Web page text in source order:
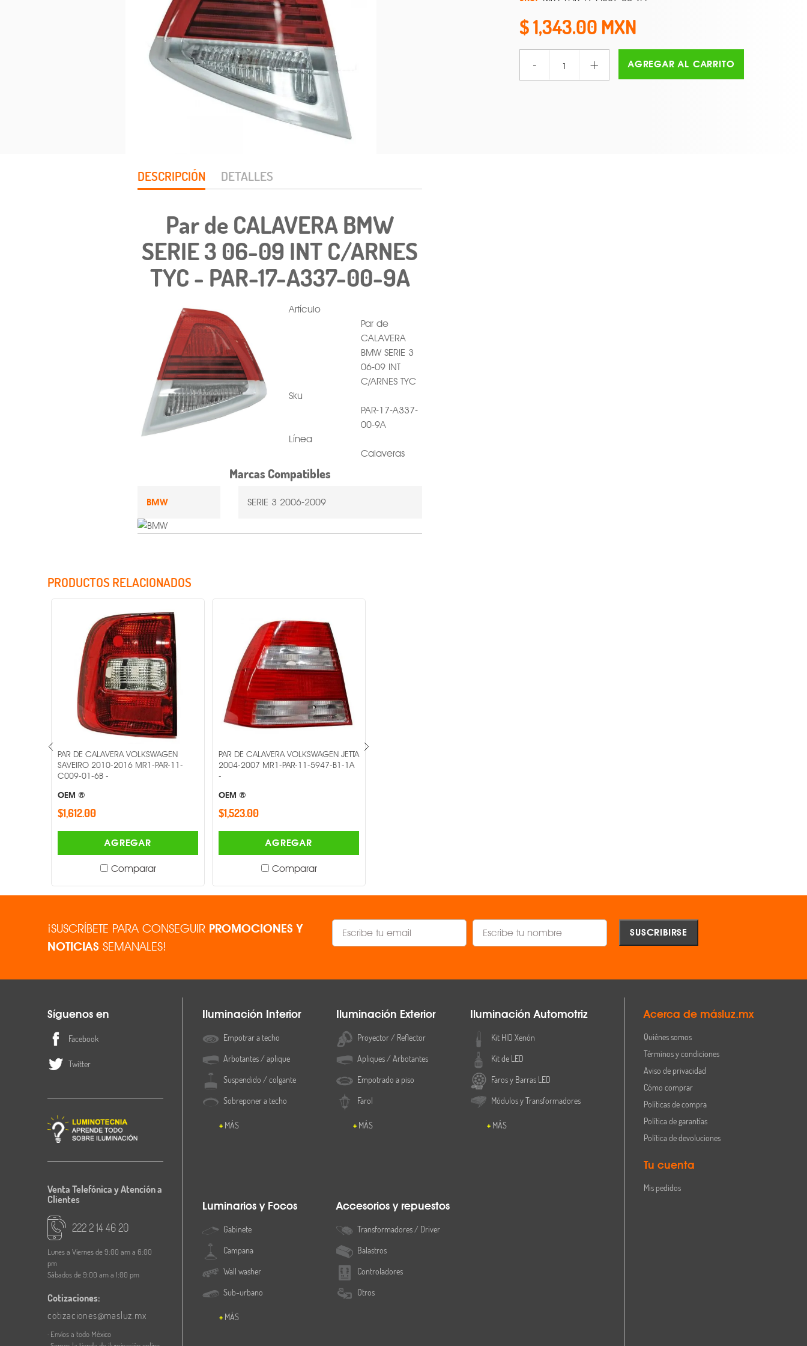
1,343.00
- + AGREGAR AL CARRITO
DESCRIPCIÓN DETALLES
Par de CALAVERA BMW
SERIE 3 06-09 INT C/ARNES
TYC - PAR-17-A337-00-9A
Artículo
Par de
CALAVERA
BMW SERIE 3
06-09 INT
C/ARNES TYC
Sku
PAR-17-A337-
00-9A
Línea
Calaveras
Marcas Compatibles
BMW SERIE 3 2006-2009
Incluye Cristales
PRODUCTOS RELACIONADOS
PAR DE CALAVERA VOLKSWAGEN
SAVEIRO 2010-2016 MR1-PAR-11-
C009-01-6B -
OEM ®
$1,612.00
AGREGAR
Comparar
PAR DE CALAVERA VOLKSWAGEN JETTA
2004-2007 MR1-PAR-11-5947-B1-1A
-
OEM ®
$1,523.00
AGREGAR
Comparar
¡SUSCRÍBETE PARA CONSEGUIR PROMOCIONES Y
NOTICIAS SEMANALES!
Síguenos en
Facebook
Twitter
Venta Telefónica y Atención a
Clientes
222 2 14 46 20
Lunes a Viernes de 9:00 am a 6:00
pm
Sábados de 9:00 am a 1:00 pm
Cotizaciones:
cotizaciones@masluz.mx
· Envíos a todo México
Iluminación Interior
Empotrar a techo
Arbotantes / aplique
Suspendido / colgante
Sobreponer a techo
MÁS
Iluminación Exterior
Proyector / Reflector
Apliques / Arbotantes
Empotrado a piso
Farol
MÁS
Iluminación Automotriz
Kit HID Xenón
Kit de LED
Faros y Barras LED
Módulos y Transformadores
MÁS
Luminarios y Focos
Gabinete
Campana
Wall washer
Sub-urbano
MÁS
Accesorios y repuestos
Transformadores / Driver
Balastros
Controladores
Otros
Acerca de másluz.mx
Quiénes somos
Términos y condiciones
Aviso de privacidad
Cómo comprar
Políticas de compra
Política de garantías
Política de devoluciones
Tu cuenta
Mis pedidos